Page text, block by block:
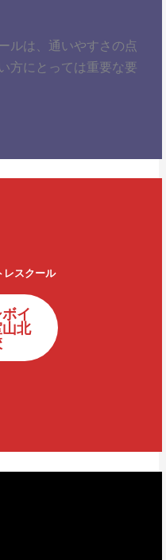
ルは、通いやすさの点
方にとっては重要な要
レスクール
イ
山北